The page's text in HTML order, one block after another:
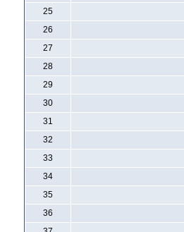
25
26
27
28
29
30
31
32
33
34
35
36